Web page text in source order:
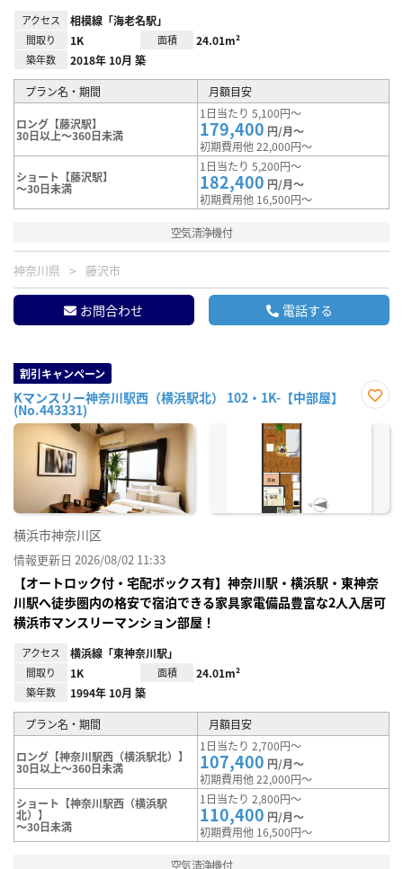
アクセス 相模線「海老名駅」
間取り 1K 面積 24.01m²
築年数 2018年 10月 築
プラン名・期間 月額目安
ロング【藤沢駅】
30日以上～360日未満
1日当たり 5,100円～
179,400 円/月～
初期費用他 22,000円～
ショート【藤沢駅】
～30日未満
1日当たり 5,200円～
182,400 円/月～
初期費用他 16,500円～
空気清浄機付
神奈川県 藤沢市
お問合わせ 電話する
割引キャンペーン
Kマンスリー神奈川駅西（横浜駅北） 102・1K-【中部屋】
(No.443331)
に入
横浜市神奈川区
情報更新日 2026/08/02 11:33
【オートロック付・宅配ボックス有】神奈川駅・横浜駅・東神奈
川駅へ徒歩圏内の格安で宿泊できる家具家電備品豊富な2人入居可
横浜市マンスリーマンション部屋！
アクセス 横浜線「東神奈川駅」
間取り 1K 面積 24.01m²
築年数 1994年 10月 築
プラン名・期間 月額目安
ロング【神奈川駅西（横浜駅北）】
30日以上～360日未満
1日当たり 2,700円～
107,400 円/月～
初期費用他 22,000円～
ショート【神奈川駅西（横浜駅
北）】
～30日未満
1日当たり 2,800円～
110,400 円/月～
初期費用他 16,500円～
空気清浄機付